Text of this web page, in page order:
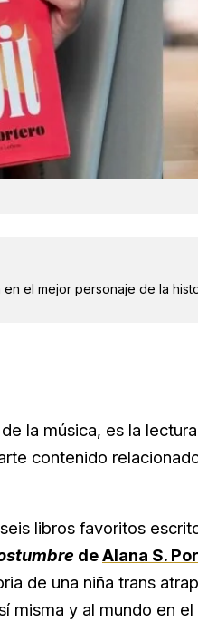
el mejor personaje de la
la música, es la
contenido
libros favoritos
deAlana S.
de una niña trans
misma y al mundo en